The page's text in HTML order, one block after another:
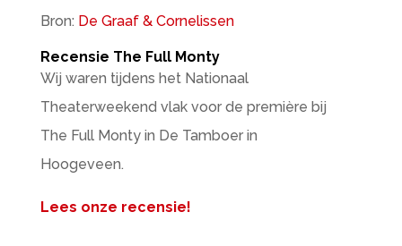
Bron: De Graaf & Cornelissen
Recensie The Full Monty
Wij waren tijdens het Nationaal
Theaterweekend vlak voor de première bij
The Full Monty in De Tamboer in
Hoogeveen.
Lees onze recensie!